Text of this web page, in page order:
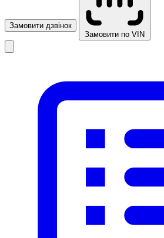
Замовити дзвінок
Замовити по VIN